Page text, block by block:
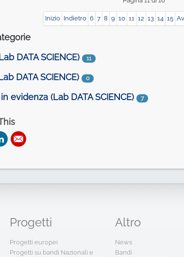
Inizio Indietro 6 7 8 9 10 11 12 13 14 15
DATA SCIENCE)
11
DATA SCIENCE) 0
evidenza (Lab DATA SCIENCE) 7
Progetti
Progetti europei
Progetti su bandi Nazionali e
Altro
News
Bandi